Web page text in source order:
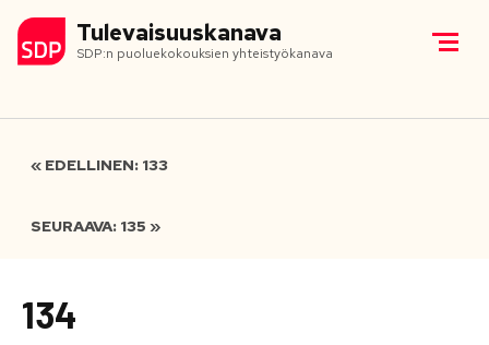
Tulevaisuuskanava
SDP:n puoluekokouksien yhteistyökanava
« EDELLINEN: 133
SEURAAVA: 135 »
134